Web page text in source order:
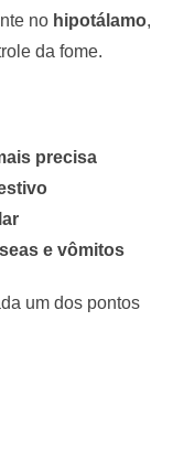
no hipotálamo,
da fome.
precisa
e vômitos
um dos pontos